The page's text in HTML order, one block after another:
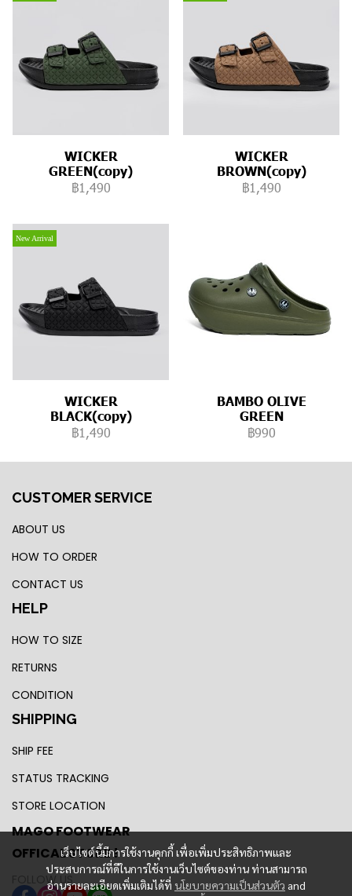
WICKER
GREEN(copy)
฿1,490
WICKER
BROWN(copy)
฿1,490
New Arrival
WICKER
BLACK(copy)
฿1,490
BAMBO OLIVE
GREEN
฿990
เว็บไซต์นี้มีการใช้งานคุกกี้ เพื่อเพิ่มประสิทธิภาพและ
ประสบการณ์ที่ดีในการใช้งานเว็บไซต์ของท่าน ท่านสามารถ
อ่านรายละเอียดเพิ่มเติมได้ที่ นโยบายความเป็นส่วนตัว and
CUSTOMER SERVICE
ABOUT US
HOW TO ORDER
CONTACT US
HELP
HOW TO SIZE
RETURNS
CONDITION
SHIPPING
SHIP FEE
STATUS TRACKING
STORE LOCATION
MAGO FOOTWEAR
OFFICAL STORE !
FOLLOW US